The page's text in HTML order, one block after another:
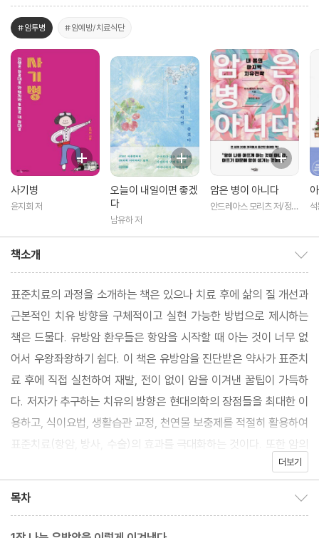
#암투병 #암예방/치료식단
사기병
윤지회 저
오늘이 내일이면 좋겠
다
남유하 저
암은 병이 아니다
안드레아스 모리츠 저/정진
책소개
표준치료의 과정을 소개하는 책은 있으나 치료 후에 삶의 질 개선과
근본적인 치유 방향을 구체적이고 실현 가능한 방법으로 제시하는
책은 드물다. 유방암 환우들은 항암을 시작할 때 아는 것이 너무 없
어서 우왕좌왕하기 쉽다. 이 책은 유방암을 진단받은 약사가 표준치
료 후에 직접 실천하여 재발, 전이 없이 암을 이겨낸 꿀팁이 가득하
다. 저자가 추구하는 치유의 방향은 현대의학의 장점들을 최대한 이
용하고, 식이요법, 생활습관 교정, 천연물 보충제를 적절히 활용하여
표준치료(항암, 방사, 수술)의 효과를 극대화하는 것이다. 또한 암의
재발, 전이 없는 몸을 만드는 것이다. 암을 완치하려면 생각하는 방
책에서 제시하는 방법은 어렵지 않고 따라 하기 쉽다. 현재 암 진단
을 받으신 분, 항암, 방사, 수술 중에 계신 환우, 표준치료가 끝나고
더보기
목차